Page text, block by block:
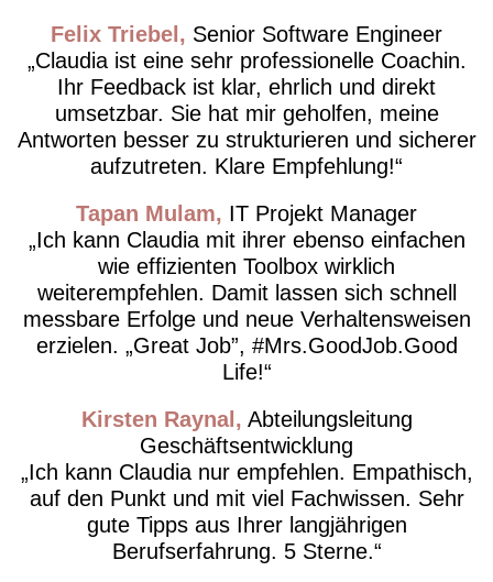
Felix Triebel
Senior Software Engineer
Claudia ist eine sehr professionelle Coachin.
Ihr Feedback ist klar, ehrlich und direkt
umsetzbar. Sie hat mir geholfen, meine
Antworten besser zu strukturieren und sicherer
aufzutreten. Klare Empfehlung!
Tapan Mulam
IT Projekt Manager
Ich kann Claudia mit ihrer ebenso einfachen
wie effizienten Toolbox wirklich
weiterempfehlen. Damit lassen sich schnell
messbare Erfolge und neue Verhaltensweisen
erzielen. „Great Job”, #Mrs.GoodJob.Good
Life!
Kirsten Raynal
Abteilungsleitung
Geschäftsentwicklung
Ich kann Claudia nur empfehlen. Empathisch,
auf den Punkt und mit viel Fachwissen. Sehr
gute Tipps aus Ihrer langjährigen
Berufserfahrung. 5 Sterne.